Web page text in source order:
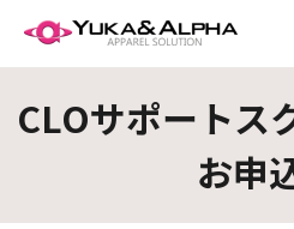
CLOサポートス
お申